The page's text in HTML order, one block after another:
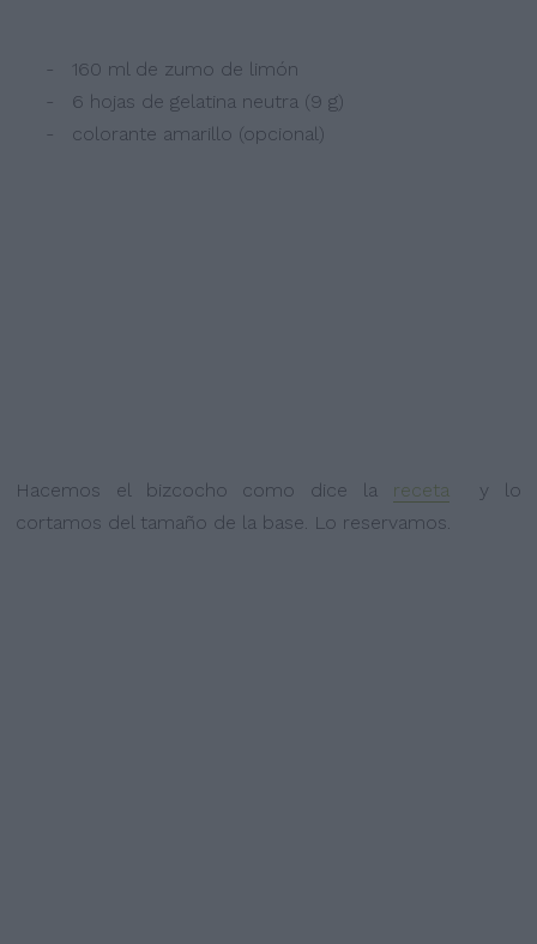
- 160 ml de zumo de limón
- 6 hojas de gelatina neutra (9 g)
- colorante amarillo (opcional)
Hacemos el bizcocho como dice la recetay lo
cortamos del tamaño de la base. Lo reservamos.